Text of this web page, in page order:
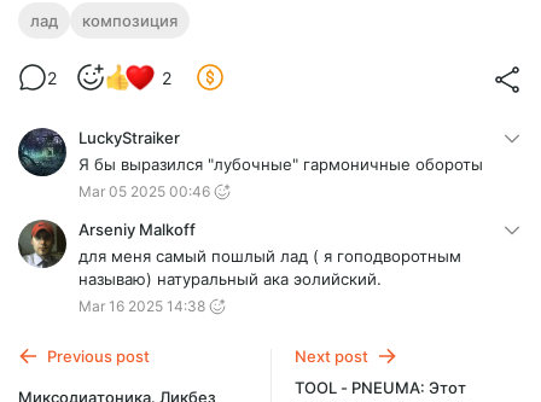
лад композиция
2 2
LuckyStraiker
Я бы выразился "лубочные" гармоничные обороты
Mar 05 2025 00:46
Arseniy Malkoff
для меня самый пошлый лад ( я гоподворотным
называю) натуральный ака эолийский.
Mar 16 2025 14:38
Previous post
Миксодиатоника. Ликбез
Next post
TOOL - PNEUMA: Этот